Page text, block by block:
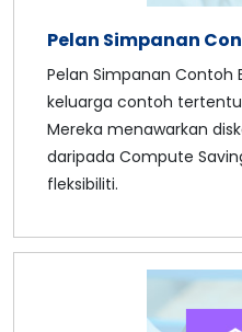
Pelan Simpanan
Pelan Simpanan Contoh
keluarga contoh
Mereka menawarkan
daripada Compute
fleksibiliti.